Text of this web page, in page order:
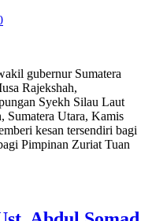
gubernur Sumatera
Rajekshah,
Syekh Silau Laut
Sumatera Utara, Kamis
kesan tersendiri bagi
Pimpinan Zuriat Tuan